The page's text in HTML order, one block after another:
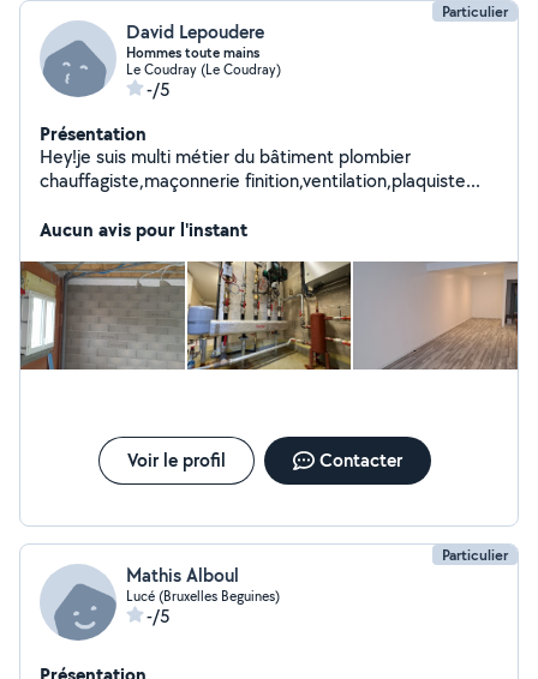
Particulier
David Lepoudere
Hommes toute mains
Le Coudray (Le Coudray)
-/5
Présentation
Hey!je suis multi métier du bâtiment plombier
chauffagiste,maçonnerie finition,ventilation,plaquiste...
Aucun avis pour l'instant
Voir le profil Contacter
Particulier
Mathis Alboul
Lucé (Bruxelles Beguines)
-/5